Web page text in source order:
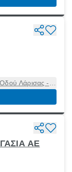
Οδού Λάρισας -
41500
ΑΕ